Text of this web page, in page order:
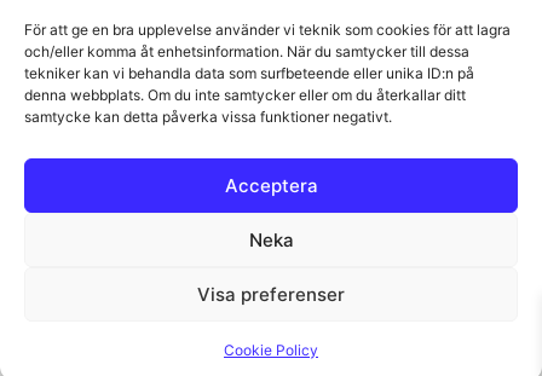
För att ge en bra upplevelse använder vi teknik som cookies för att lagra
och/eller komma åt enhetsinformation. När du samtycker till dessa
tekniker kan vi behandla data som surfbeteende eller unika ID:n på
denna webbplats. Om du inte samtycker eller om du återkallar ditt
samtycke kan detta påverka vissa funktioner negativt.
Acceptera
Neka
Visa preferenser
Cookie Policy
Följ oss
f ◎
Trygga betalningar
Swish
Svenskt lager 🇸🇪 • Snabba leveranser • Trygga köp